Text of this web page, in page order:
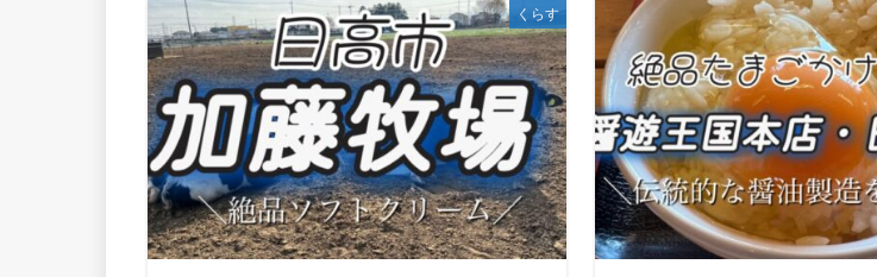
くらす